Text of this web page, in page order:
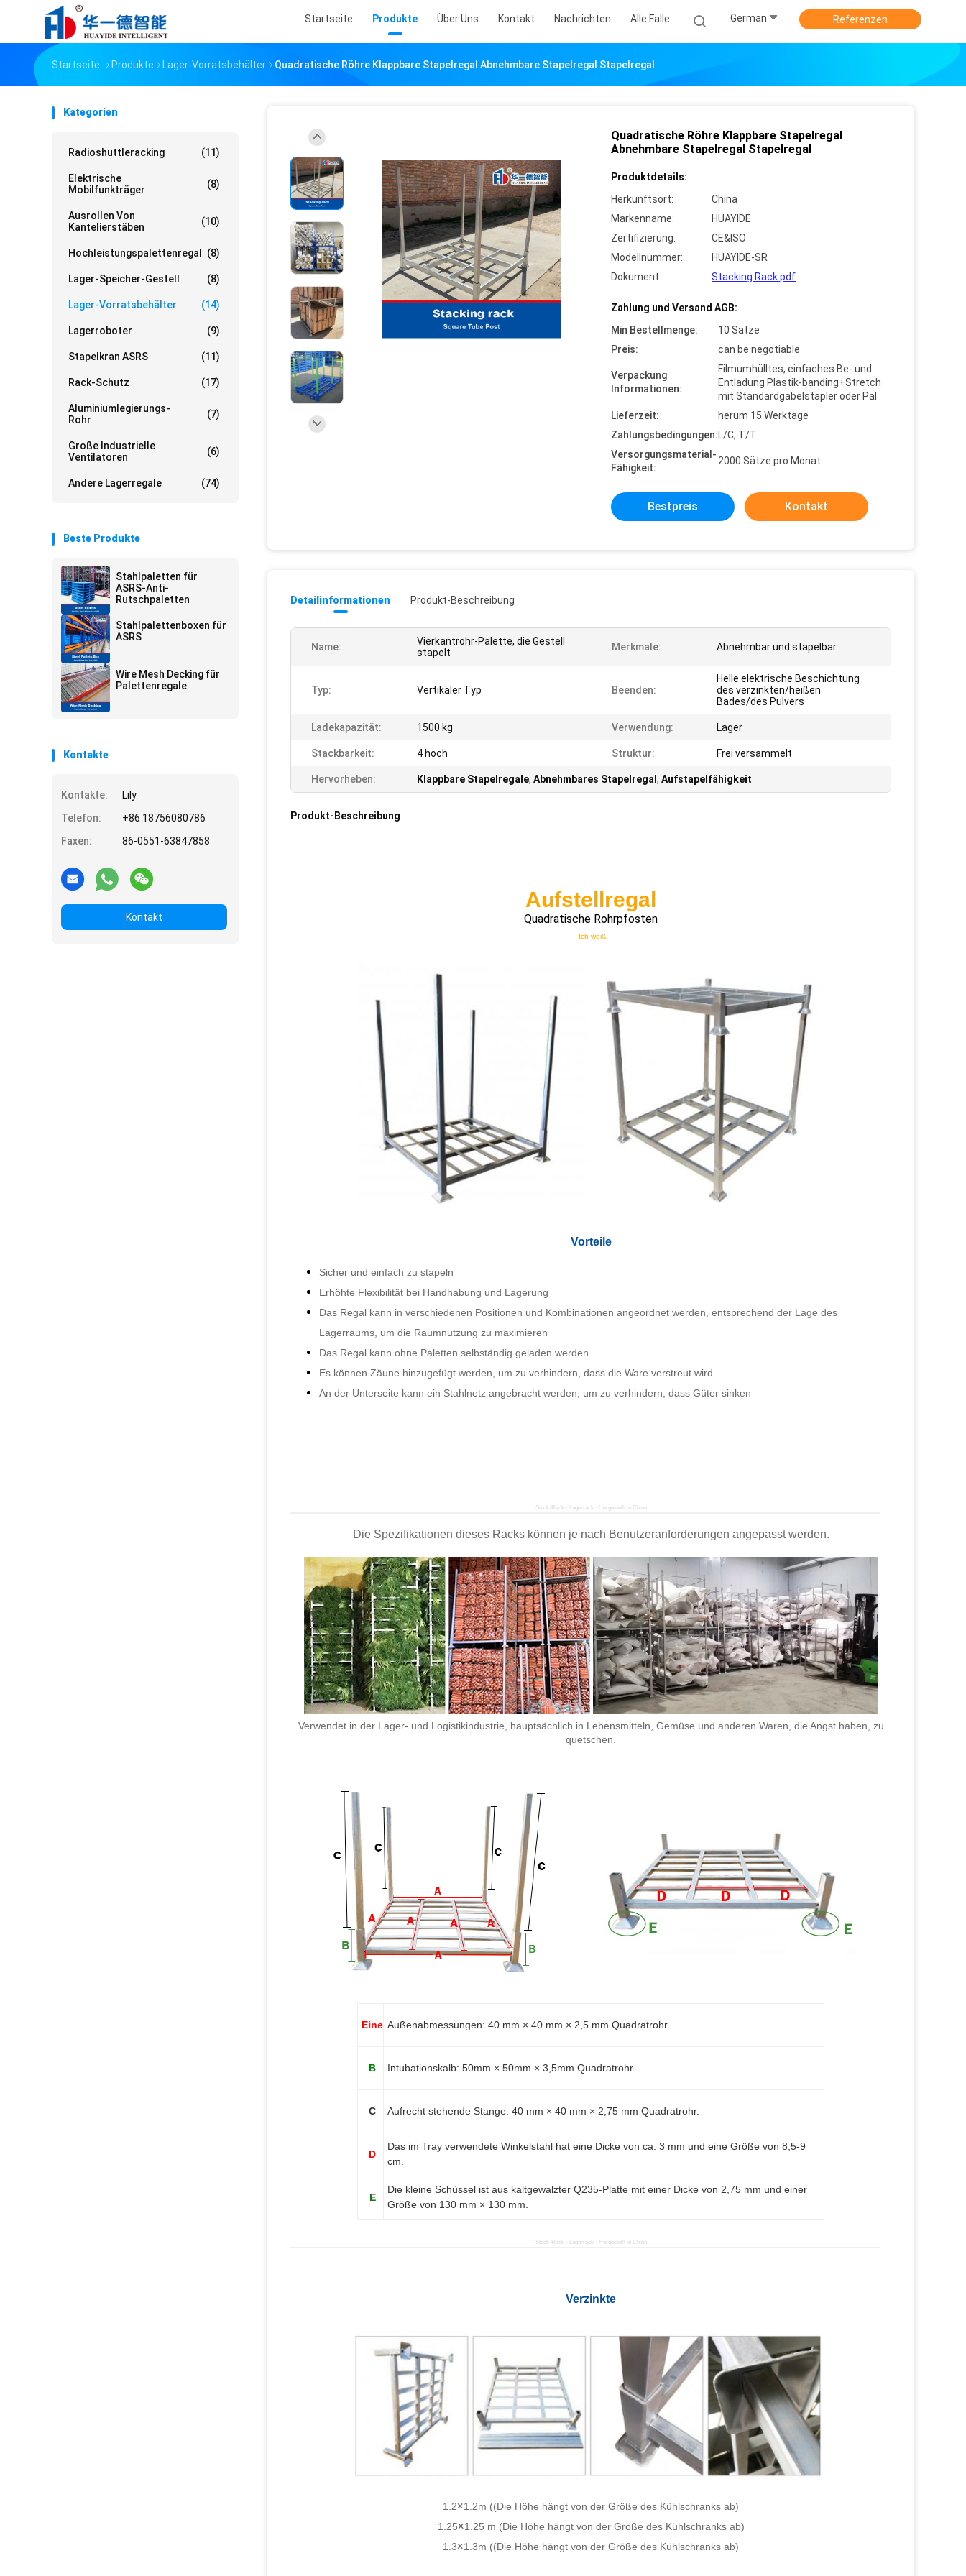
Startseite Produkte Über Uns Kontakt Nachrichten Alle Fälle German Referenzen
Startseite Produkte Lager-Vorratsbehälter Quadratische Röhre Klappbare Stapelregal Abnehmbare Stapelregal Stapelregal
Kategorien
Radioshuttleracking (11)
Elektrische
Mobilfunkträger
(8)
Ausrollen Von
Kantelierstäben
(10)
Hochleistungspalettenregal (8)
Lager-Speicher-Gestell (8)
Lager-Vorratsbehälter (14)
Lagerroboter (9)
Stapelkran ASRS (11)
Rack-Schutz (17)
Aluminiumlegierungs-
Rohr
(7)
Große Industrielle
Ventilatoren
(6)
Andere Lagerregale (74)
Beste Produkte
Stahlpaletten für
ASRS-Anti-
Rutschpaletten
Stahlpalettenboxen für
ASRS
Wire Mesh Decking für
Palettenregale
Kontakte
Kontakte:
Lily
Telefon:
+86 18756080786
Faxen:
86-0551-63847858
Kontakt
Quadratische Röhre Klappbare Stapelregal
Abnehmbare Stapelregal Stapelregal
Produktdetails:
Herkunftsort:
China
Markenname:
HUAYIDE
Zertifizierung:
CE&ISO
Modellnummer:
HUAYIDE-SR
Dokument:
Stacking Rack.pdf
Zahlung und Versand AGB:
Min Bestellmenge:
10 Sätze
Preis:
can be negotiable
Verpackung
Informationen:
Filmumhülltes, einfaches Be- und
Entladung Plastik-banding+Stretch
mit Standardgabelstapler oder Pal
Lieferzeit:
herum 15 Werktage
Zahlungsbedingungen:L/C, T/T
Versorgungsmaterial-
Fähigkeit:
2000 Sätze pro Monat
Bestpreis Kontakt
Detailinformationen Produkt-Beschreibung
Name:
Vierkantrohr-Palette, die Gestell
stapelt
Merkmale: Abnehmbar und stapelbar
Typ: Vertikaler Typ Beenden:
Helle elektrische Beschichtung
des verzinkten/heißen
Bades/des Pulvers
Ladekapazität: 1500 kg Verwendung: Lager
Stackbarkeit: 4 hoch Struktur: Frei versammelt
Hervorheben: Klappbare Stapelregale, Abnehmbares Stapelregal , Aufstapelfähigkeit
Produkt-Beschreibung
Aufstellregal
Quadratische Rohrpfosten
- Ich weiß.
Vorteile
Sicher und einfach zu stapeln
Erhöhte Flexibilität bei Handhabung und Lagerung
Das Regal kann in verschiedenen Positionen und Kombinationen angeordnet werden, entsprechend der Lage des
Lagerraums, um die Raumnutzung zu maximieren
Das Regal kann ohne Paletten selbständig geladen werden.
Es können Zäune hinzugefügt werden, um zu verhindern, dass die Ware verstreut wird
An der Unterseite kann ein Stahlnetz angebracht werden, um zu verhindern, dass Güter sinken
Stack-Rack · Lagerrack · Hergestellt in China
Die Spezifikationen dieses Racks können je nach Benutzeranforderungen angepasst werden.
Verwendet in der Lager- und Logistikindustrie, hauptsächlich in Lebensmitteln, Gemüse und anderen Waren, die Angst haben, zu
quetschen.
Eine Außenabmessungen: 40 mm × 40 mm × 2,5 mm Quadratrohr
B Intubationskalb: 50mm × 50mm × 3,5mm Quadratrohr.
C Aufrecht stehende Stange: 40 mm × 40 mm × 2,75 mm Quadratrohr.
D
Das im Tray verwendete Winkelstahl hat eine Dicke von ca. 3 mm und eine Größe von 8,5-9
cm.
E
Die kleine Schüssel ist aus kaltgewalzter Q235-Platte mit einer Dicke von 2,75 mm und einer
Größe von 130 mm × 130 mm.
Stack-Rack · Lagerrack · Hergestellt in China
Verzinkte
1.2×1.2m ((Die Höhe hängt von der Größe des Kühlschranks ab)
1.25×1.25 m (Die Höhe hängt von der Größe des Kühlschranks ab)
1.3×1.3m ((Die Höhe hängt von der Größe des Kühlschranks ab)